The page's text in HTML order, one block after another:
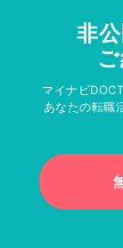
非
マイナビ
あなたの転職